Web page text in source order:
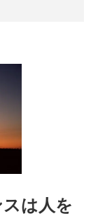
は人を